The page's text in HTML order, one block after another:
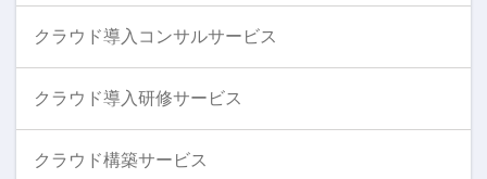
クラウド導入コンサルサービス
クラウド導入研修サービス
クラウド構築サービス